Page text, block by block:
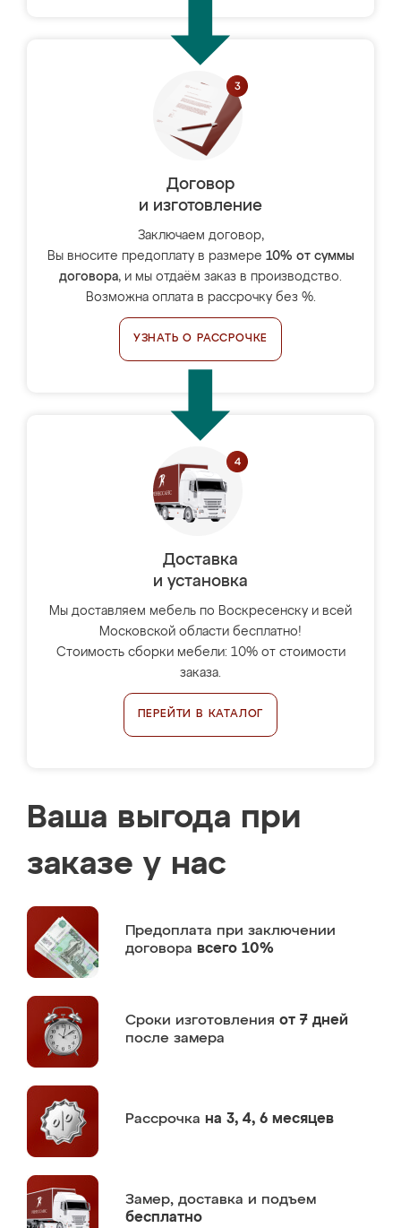
Договор
и изготовление
Заключаем договор,
Вы вносите предоплату в размере 10% от суммы
договора, и мы отдаём заказ в производство.
Возможна оплата в рассрочку без %.
УЗНАТЬ О РАССРОЧКЕ
Доставка
и установка
Мы доставляем мебель по Воскресенску и всей
Московской области бесплатно!
Стоимость сборки мебели: 10% от стоимости
заказа.
ПЕРЕЙТИ В КАТАЛОГ
Ваша выгода при
заказе у нас
Предоплата при заключении
договора всего 10%
Сроки изготовления от 7 дней
после замера
Рассрочка на 3, 4, 6 месяцев
Замер, доставка и подъем
бесплатно